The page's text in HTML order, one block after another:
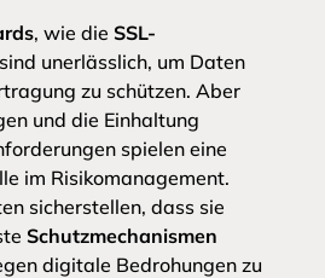
, wie die SSL-
unerlässlich, um Daten
zu schützen. Aber
und die Einhaltung
spielen eine
im Risikomanagement.
sicherstellen, dass sie
Schutzmechanismen
digitale Bedrohungen zu